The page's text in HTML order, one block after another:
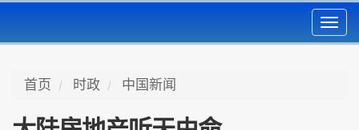
首页 时政 中国新闻